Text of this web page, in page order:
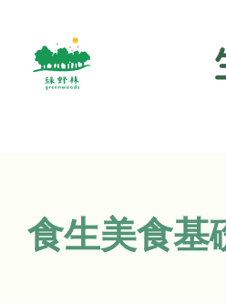
食生美食基